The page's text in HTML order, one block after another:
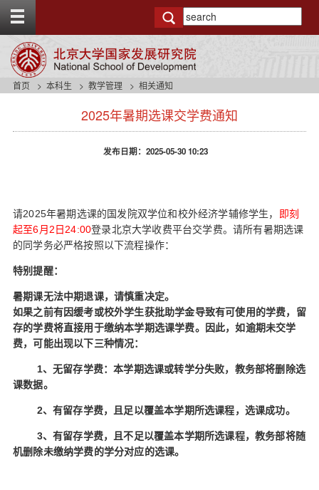
g
t
首页 本科生 教学管理 相关通知
2025年暑期选课交学费通知
发布日期：2025-05-30 10:23
请2025年暑期选课的国发院双学位和校外经济学辅修学生，
即刻
起至6 月 2 日 24:00登录北京大学收费平台交学费。请所有暑期选课
的同学务必严格按照以下流程操作：
特别提醒：
暑期课无法中期退课，请慎重决定。
如果之前有因缓考或校外学生获批助学金导致有可使用的学费，留
存的学费将直接用于缴纳本学期选课学费。因此，如逾期未交学
费，可能出现以下三种情况：
1、无留存学费：本学期选课或转学分失败，教务部将删除选
课数据。
2、有留存学费，且足以覆盖本学期所选课程，选课成功。
3、有留存学费，且不足以覆盖本学期所选课程，教务部将随
机删除未缴纳学费的学分对应的选课。